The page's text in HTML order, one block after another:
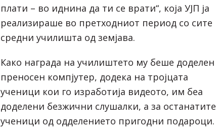
плати – во иднина да ти се врати“, која УЈП ја
реализираше во претходниот период со сите
средни училишта од земјава.
Како награда на училиштето му беше доделен
преносен компјутер, додека на тројцата
ученици кои го изработија видеото, им беа
доделени безжични слушалки, а за останатите
ученици од одделението пригодни подароци.